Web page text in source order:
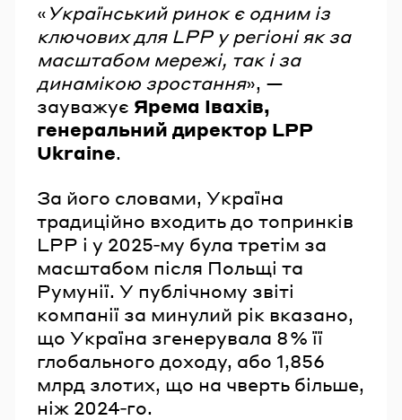
«Український ринок є одним із
ключових для LPP у регіоні як за
масштабом мережі, так і за
динамікою зростання», —
зауважує Ярема Івахів,
генеральний директор LPP
Ukraine.
За його словами, Україна
традиційно входить до топринків
LPP і у 2025‑му була третім за
масштабом після Польщі та
Румунії. У публічному звіті
компанії за минулий рік вказано,
що Україна згенерувала 8 % її
глобального доходу, або 1,856
млрд злотих, що на чверть більше,
ніж 2024‑го.